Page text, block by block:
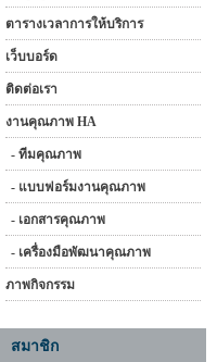
ตารางเวลาการให้บริการ
เว็บบอร์ด
ติดต่อเรา
งานคุณภาพ HA
- ทีมคุณภาพ
- แบบฟอร์มงานคุณภาพ
- เอกสารคุณภาพ
- เครื่องมือพัฒนาคุณภาพ
ภาพกิจกรรม
สมาชิก